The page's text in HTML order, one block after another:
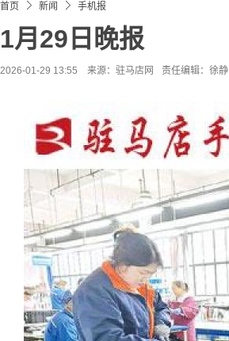
首页 新闻 手机报
1月29日晚报
2026-01-29 13:55 来源： 驻马店网 责任编辑：徐静